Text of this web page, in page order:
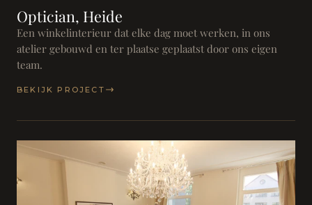
Optician, Heide
Een winkelinterieur dat elke dag moet werken, in ons
atelier gebouwd en ter plaatse geplaatst door ons eigen
team.
BEKIJK PROJECT